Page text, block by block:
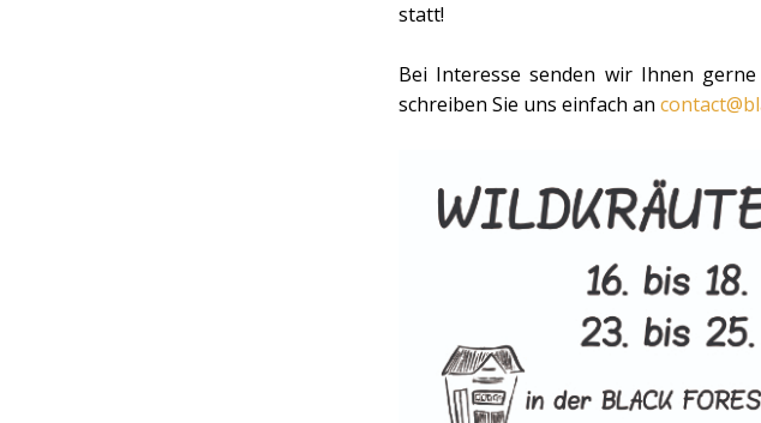
statt!
Bei Interesse senden wir Ihnen
schreiben Sie uns einfach an